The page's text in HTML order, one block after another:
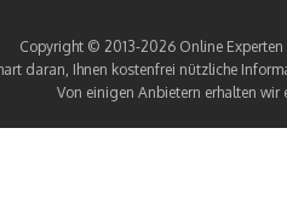
Copyright © 2013-2026 Online Experten
daran, Ihnen kostenfrei nützliche
Von einigen Anbietern erhalten